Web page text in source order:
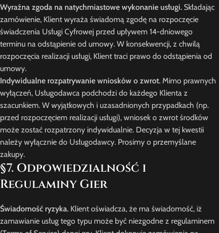
Wyraźna zgoda na natychmiastowe wykonanie usługi. Składając
zamówienie, Klient wyraża świadomą zgodę na rozpoczęcie
świadczenia Usługi Cyfrowej przed upływem 14-dniowego
terminu na odstąpienie od umowy. W konsekwencji, z chwilą
rozpoczęcia realizacji usługi, Klient traci prawo do odstąpienia od
umowy.
Indywidualne rozpatrywanie wniosków o zwrot. Mimo prawnych
wyłączeń, Usługodawca podchodzi do każdego Klienta z
szacunkiem. W wyjątkowych i uzasadnionych przypadkach (np.
przed rozpoczęciem realizacji usługi), wniosek o zwrot środków
może zostać rozpatrzony indywidualnie. Decyzja w tej kwestii
należy wyłącznie do Usługodawcy. Prosimy o przemyślane
zakupy.
§7. Odpowiedzialność i
Regulaminy Gier
Świadomość ryzyka. Klient oświadcza, że ma świadomość, iż
zamawianie usług tego typu może być niezgodne z regulaminem